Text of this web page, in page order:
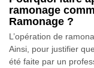
ramonage
Ramonage ?
L’opération de
Ainsi, pour justifier
été faite par un